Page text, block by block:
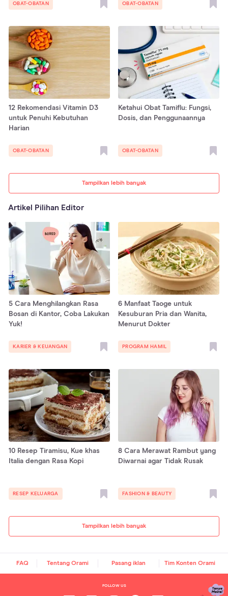
Tampilkan lebih banyak
OBAT-OBATAN OBAT-OBATAN
12 Rekomendasi Vitamin D3
untuk Penuhi Kebutuhan
Harian
OBAT-OBATAN
Ketahui Obat Tamiflu: Fungsi,
Dosis, dan Penggunaannya
OBAT-OBATAN
Artikel Pilihan Editor
Tampilkan lebih banyak
5 Cara Menghilangkan Rasa
Bosan di Kantor, Coba Lakukan
Yuk!
KARIER & KEUANGAN
6 Manfaat Taoge untuk
Kesuburan Pria dan Wanita,
Menurut Dokter
PROGRAM HAMIL
10 Resep Tiramisu, Kue khas
Italia dengan Rasa Kopi
RESEP KELUARGA
8 Cara Merawat Rambut yang
Diwarnai agar Tidak Rusak
FASHION & BEAUTY
FAQ Tentang Orami Pasang iklan Tim Konten Orami
FOLLOW US